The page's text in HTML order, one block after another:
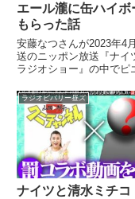
エール瀧に缶ハイボ
もらった話
安藤なつさんが2023年4
送のニッポン放送『ナ
ラジオショー』の中でピ
ードを紹介。瀧さんから
られ、なぜか手に持って
ボールを1本、もらった
していました。
ラジオビバリー昼ズ
ナイツと清水ミチコ